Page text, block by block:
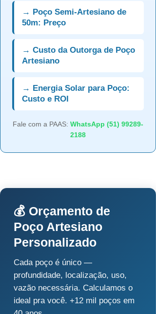
→ Poço Semi-Artesiano de
50m: Preço
→ Custo da Outorga de Poço
Artesiano
→ Energia Solar para Poço:
Custo e ROI
Fale com a PAAS: WhatsApp (51) 99289-
2188
💰 Orçamento de
Poço Artesiano
Personalizado
Cada poço é único —
profundidade, localização, uso,
vazão necessária. Calculamos o
ideal pra você. +12 mil poços em